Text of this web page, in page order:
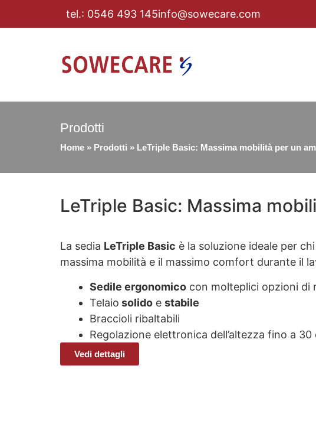
tel.: 0546 493 145info@sowecare.com
Prodotti
Home » Prodotti » LeTriple Basic: Massima mobilità per un
LeTriple Basic: Massima
La sedia LeTriple Basic è la soluzione ideale per
massima mobilità e il massimo comfort durante il
Sedile ergonomico con molteplici opzioni di
Telaio solido e stabile
Braccioli ribaltabili
Regolazione elettronica dell’altezza fino a 30
Vedi dettagli